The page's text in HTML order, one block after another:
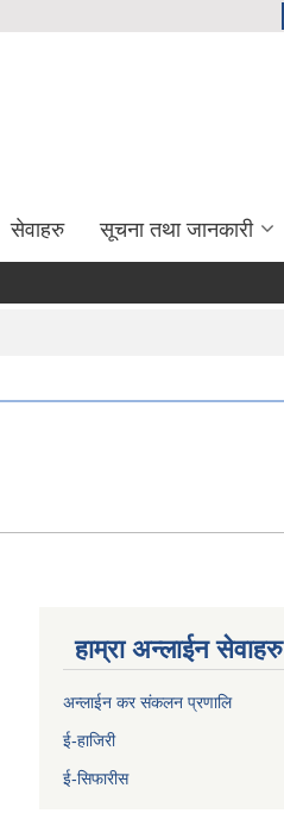
सेवाहरु सूचना तथा जानकारी
हाम्रा अन्लाईन सेवाहरु
अन्लाईन कर संकलन प्रणालि
ई-हाजिरी
ई-सिफारीस